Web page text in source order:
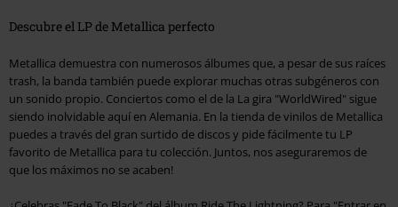
Descubre el LP de Metallica perfecto
Metallica demuestra con numerosos álbumes que, a pesar de sus raíces
trash, la banda también puede explorar muchas otras subgéneros con
un sonido propio. Conciertos como el de la La gira "WorldWired" sigue
siendo inolvidable aquí en Alemania. En la tienda de vinilos de Metallica
puedes a través del gran surtido de discos y pide fácilmente tu LP
favorito de Metallica para tu colección. Juntos, nos aseguraremos de
que los máximos no se acaben!